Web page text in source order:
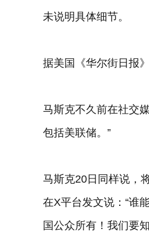
未说明具体细节。
据美国《华尔街日报
马斯克不久前在社交
包括美联储。”
马斯克20日同样说，
在X平台发文说：“谁
国公众所有！我们要